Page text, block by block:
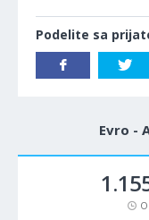
Podelite sa
Evro -